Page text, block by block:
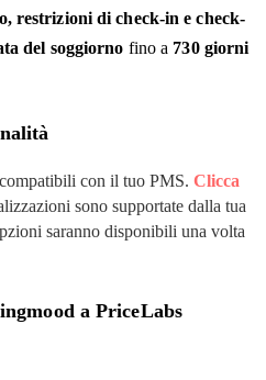
restrizioni di check-in e check-
del soggiorno fino a 730 giorni
con il tuo PMS. Clicca
sono supportate dalla tua
saranno disponibili una volta
a PriceLabs